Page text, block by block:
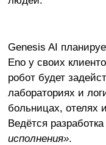
Genesis AI
Eno у своих
робот будет
лабораториях и
больницах, отелях
Ведётся разработка
исполнения».